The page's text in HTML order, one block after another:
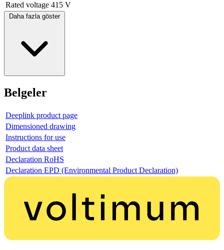
Rated voltage 415 V
Daha fazla göster
Belgeler
Deeplink product page
Dimensioned drawing
Instructions for use
Product data sheet
Declaration RoHS
Declaration EPD (Environmental Product Declaration)